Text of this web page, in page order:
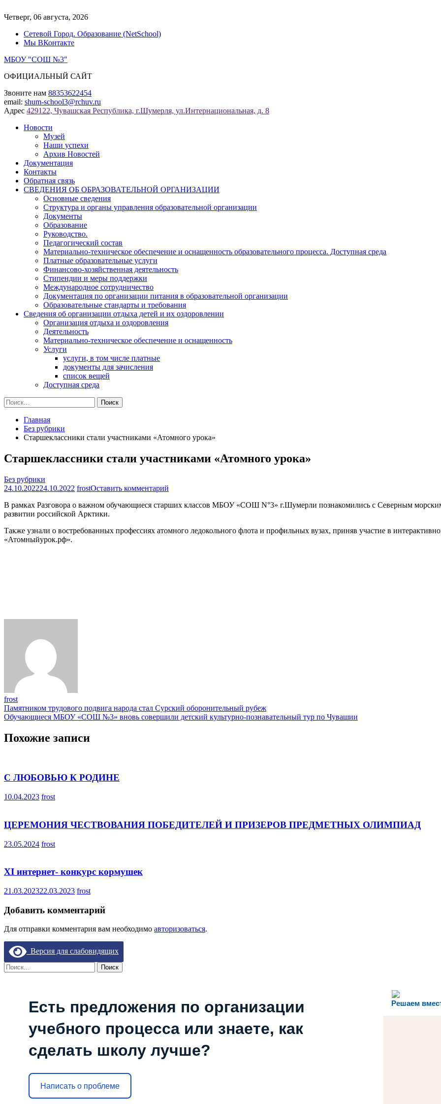
к
Четверг, 06 августа, 2026
Сетевой Город. Образование (NetSchool)
Мы ВКонтакте
МБОУ "СОШ №3"
ОФИЦИАЛЬНЫЙ САЙТ
Звоните нам 88353622454
email: shum-school3@rchuv.ru
Адрес 429122, Чувашская Республика, г.Шумерля, ул.Интернациональная, д. 8
Новости
Музей
Наши успехи
Архив Новостей
Документация
Контакты
Обратная связь
СВЕДЕНИЯ ОБ ОБРАЗОВАТЕЛЬНОЙ ОРГАНИЗАЦИИ
Основные сведения
Структура и органы управления образовательной организации
Документы
Образование
Руководство.
Педагогический состав
Материально-техническое обеспечение и оснащенность образовательного процесса. Доступная среда
Платные образовательные услуги
Финансово-хозяйственная деятельность
Стипендии и меры поддержки
Международное сотрудничество
Документация по организации питания в образовательной организации
Образовательные стандарты и требования
Сведения об организации отдыха детей и их оздоровлении
Организация отдыха и оздоровления
Деятельность
Материально-техническое обеспечение и оснащенность
Услуги
услуги, в том числе платные
документы для зачисления
список вещей
Доступная среда
Найти:
Главная
Без рубрики
Старшеклассники стали участниками «Атомного урока»
Старшеклассники стали участниками «Атомного урока»
Без рубрики
24.10.202224.10.2022 frostОставить комментарий
стали
урока»
В рамках Разговора о важном обучающиеся старших классов МБОУ «СОШ N°3» г.Шумерли познакомились с Северным
развитии российской Арктики.
Также узнали о востребованных профессиях атомного ледокольного флота и профильных вузах, приняв участие в
«Атомныйурок.рф».
frost
Навигация
по
записям
Памятником трудового подвига народа стал Сурский оборонительный рубеж
Обучающиеся МБОУ «СОШ №3» вновь совершили детский культурно-познавательный тур по Чувашии
Похожие записи
С ЛЮБОВЬЮ К РОДИНЕ
10.04.2023 frost
ЦЕРЕМОНИЯ ЧЕСТВОВАНИЯ ПОБЕДИТЕЛЕЙ И ПРИЗЕРОВ ПРЕДМЕТНЫХ ОЛИМПИАД
23.05.2024 frost
XI интернет- конкурс кормушек
21.03.202322.03.2023 frost
Добавить комментарий
Для отправки комментария вам необходимо авторизоваться.
Версия для слабовидящих
Найти:
Решаем
Есть предложения по организации
учебного процесса или знаете, как
сделать школу лучше?
Написать о проблеме